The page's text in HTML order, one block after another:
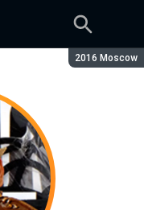
Сезон:
2016 Moscow